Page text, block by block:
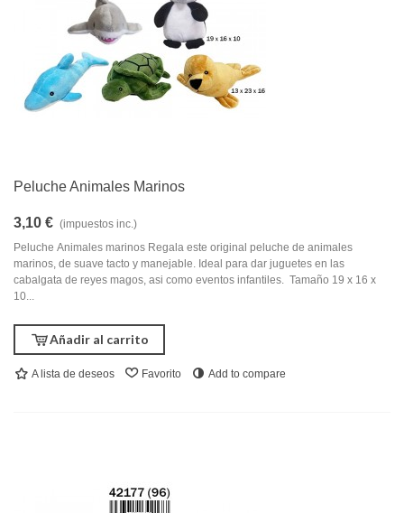
Peluche Animales Marinos
3,10 € (impuestos inc.)
Peluche Animales marinos Regala este original peluche de animales
marinos, de suave tacto y manejable. Ideal para dar juguetes en las
cabalgata de reyes magos, asi como eventos infantiles. Tamaño 19 x 16 x
10...
Añadir al carrito
A lista de deseos Favorito Add to compare